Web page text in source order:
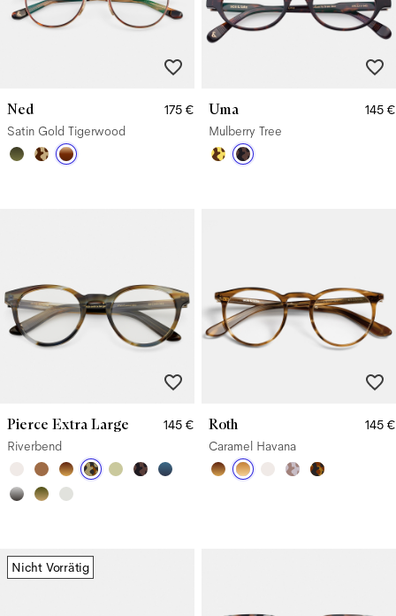
Ned
175 €
Satin Gold Tigerwood
Uma
145 €
Mulberry Tree
Pierce Extra Large
145 €
Riverbend
Roth
145 €
Caramel Havana
Nicht Vorrätig